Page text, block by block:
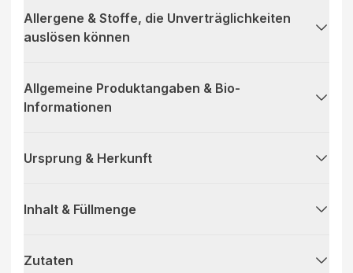
Allergene & Stoffe, die Unverträglichkeiten
auslösen können
Allgemeine Produktangaben & Bio-
Informationen
Ursprung & Herkunft
Inhalt & Füllmenge
Zutaten